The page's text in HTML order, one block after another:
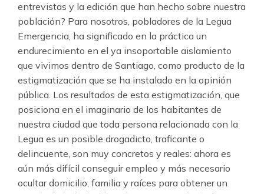
entrevistas y la edición que han hecho sobre nuestra
población? Para nosotros, pobladores de la Legua
Emergencia, ha significado en la práctica un
endurecimiento en el ya insoportable aislamiento
que vivimos dentro de Santiago, como producto de la
estigmatización que se ha instalado en la opinión
pública. Los resultados de esta estigmatización, que
posiciona en el imaginario de los habitantes de
nuestra ciudad que toda persona relacionada con la
Legua es un posible drogadicto, traficante o
delincuente, son muy concretos y reales: ahora es
aún más difícil conseguir empleo y más necesario
ocultar domicilio, familia y raíces para obtener un